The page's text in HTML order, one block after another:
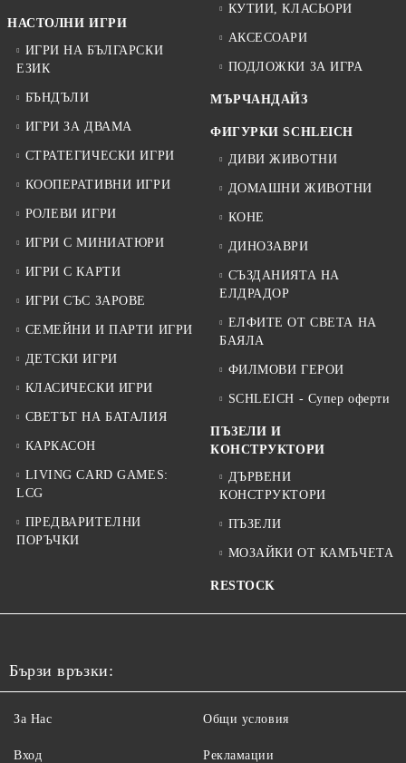
НАСТОЛНИ ИГРИ
ИГРИ НА БЪЛГАРСКИ
ЕЗИК
БЪНДЪЛИ
ИГРИ ЗА ДВАМА
СТРАТЕГИЧЕСКИ ИГРИ
КООПЕРАТИВНИ ИГРИ
РОЛЕВИ ИГРИ
ИГРИ С МИНИАТЮРИ
ИГРИ С КАРТИ
ИГРИ СЪС ЗАРОВЕ
СЕМЕЙНИ И ПАРТИ ИГРИ
ДЕТСКИ ИГРИ
КЛАСИЧЕСКИ ИГРИ
СВЕТЪТ НА БАТАЛИЯ
КАРКАСОН
LIVING CARD GAMES:
LCG
ПРЕДВАРИТЕЛНИ
ПОРЪЧКИ
КУТИИ, КЛАСЬОРИ
АКСЕСОАРИ
ПОДЛОЖКИ ЗА ИГРА
МЪРЧАНДАЙЗ
ФИГУРКИ SCHLEICH
ДИВИ ЖИВОТНИ
ДОМАШНИ ЖИВОТНИ
КОНЕ
ДИНОЗАВРИ
СЪЗДАНИЯТА НА
ЕЛДРАДОР
ЕЛФИТЕ ОТ СВЕТА НА
БАЯЛА
ФИЛМОВИ ГЕРОИ
SCHLEICH - Супер оферти
ПЪЗЕЛИ И
КОНСТРУКТОРИ
ДЪРВЕНИ
КОНСТРУКТОРИ
ПЪЗЕЛИ
МОЗАЙКИ ОТ КАМЪЧЕТА
RESTOCK
Бързи връзки:
За Нас
Вход
Общи условия
Рекламации